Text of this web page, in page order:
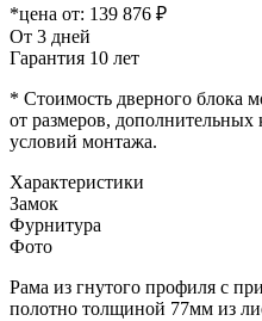
*цена от: 139 876 ₽
От 3 дней
Гарантия 10 лет
* Стоимость дверного блока
от размеров,
условий монтажа.
Характеристики
Замок
Фурнитура
Фото
Рама из гнутого профиля с
полотно толщиной 77мм из